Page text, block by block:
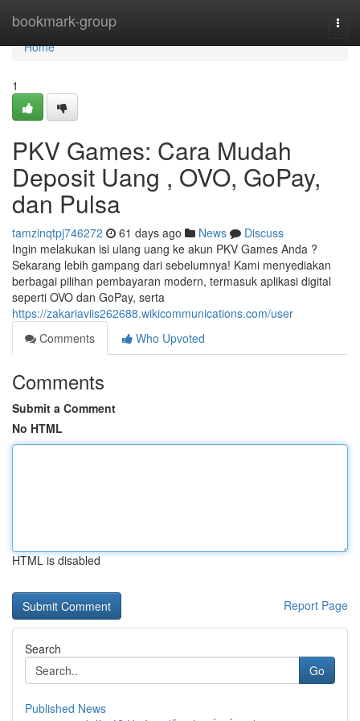
bookmark-group
Home
Home
1
PKV Games: Cara Mudah
Deposit Uang , OVO, GoPay,
dan Pulsa
tamzinqtpj746272 61 days ago News
Discuss
Ingin melakukan isi ulang uang ke akun PKV Games Anda ?
Sekarang lebih gampang dari sebelumnya! Kami menyediakan
berbagai pilihan pembayaran modern, termasuk aplikasi digital
seperti OVO dan GoPay, serta
https://zakariaviis262688.wikicommunications.com/user
Comments
Who Upvoted
Comments
Submit a Comment
No HTML
HTML is disabled
Report Page
Search
Go
Published News